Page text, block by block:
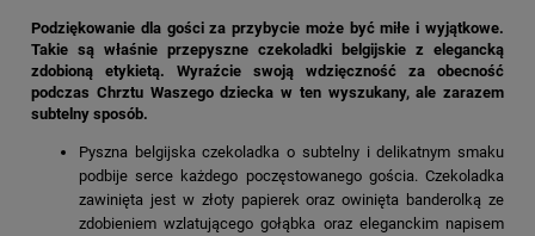
Podziękowanie dla gości za przybycie może być miłe i wyjątkowe.
Takie są właśnie przepyszne czekoladki belgijskie z elegancką
zdobioną etykietą. Wyraźcie swoją wdzięczność za obecność
podczas Chrztu Waszego dziecka w ten wyszukany, ale zarazem
subtelny sposób.
Pyszna belgijska czekoladka o subtelny i delikatnym smaku
podbije serce każdego poczęstowanego gościa. Czekoladka
zawinięta jest w złoty papierek oraz owinięta banderolką ze
zdobieniem wzlatującego gołąbka oraz eleganckim napisem